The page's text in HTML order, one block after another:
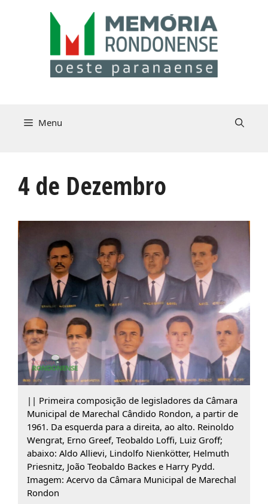
Menu
4 de Dezembro
|| Primeira composição de legisladores da Câmara
Municipal de Marechal Cândido Rondon, a partir de
1961. Da esquerda para a direita, ao alto. Reinoldo
Wengrat, Erno Greef, Teobaldo Loffi, Luiz Groff;
abaixo: Aldo Allievi, Lindolfo Nienkötter, Helmuth
Priesnitz, João Teobaldo Backes e Harry Pydd.
Imagem: Acervo da Câmara Municipal de Marechal
Rondon